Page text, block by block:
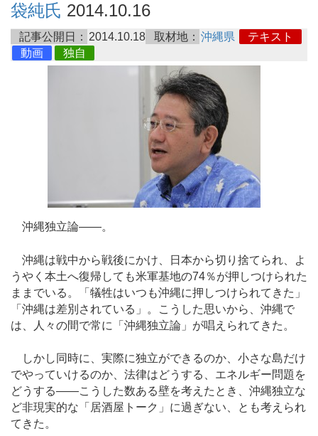
袋純氏 2014.10.16
記事公開日： 2014.10.18 取材地： 沖縄県
テキスト
動画
独自
沖縄独立論――。
沖縄は戦中から戦後にかけ、日本から切り捨てられ、よ
うやく本土へ復帰しても米軍基地の74％が押しつけられた
ままでいる。「犠牲はいつも沖縄に押しつけられてきた」
「沖縄は差別されている」。こうした思いから、沖縄で
は、人々の間で常に「沖縄独立論」が唱えられてきた。
しかし同時に、実際に独立ができるのか、小さな島だけ
でやっていけるのか、法律はどうする、エネルギー問題を
どうする――こうした数ある壁を考えたとき、沖縄独立な
ど非現実的な「居酒屋トーク」に過ぎない、とも考えられ
てきた。